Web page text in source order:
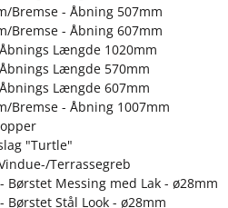
Bremse - Åbning 507mm
Bremse - Åbning 607mm
Længde 1020mm
Længde 570mm
Længde 607mm
Bremse - Åbning 1007mm
"Turtle"
Terrassegreb
Børstet Messing med Lak - ø28mm
Børstet Stål Look - ø28mm